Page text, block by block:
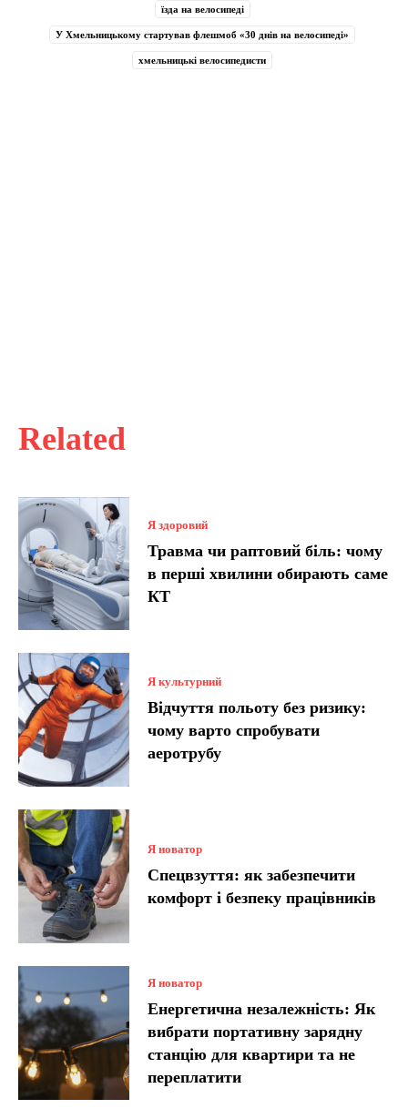
Related
Я здоровий
Травма чи раптовий біль: чому
в перші хвилини обирають саме
КТ
Я культурний
Відчуття польоту без ризику:
чому варто спробувати
аеротрубу
Я новатор
Спецвзуття: як забезпечити
комфорт і безпеку працівників
Я новатор
Енергетична незалежність: Як
вибрати портативну зарядну
станцію для квартири та не
переплатити
їзда на велосипеді
У Хмельницькому стартував флешмоб «30 днів на велосипеді»
хмельницькі велосипедисти